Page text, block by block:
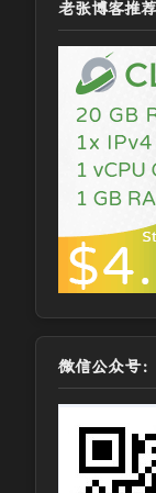
老张博客推
微信公众号